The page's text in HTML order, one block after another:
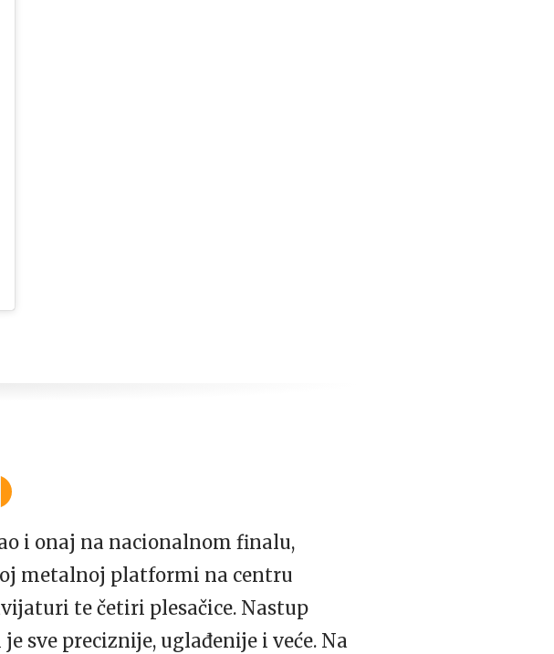
i onaj na nacionalnom finalu,
metalnoj platformi na centru
te četiri plesačice. Nastup
sve preciznije, uglađenije i veće. Na